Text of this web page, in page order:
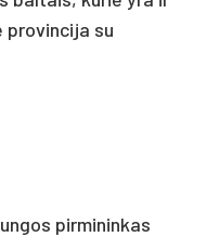
provincija su
pirmininkas